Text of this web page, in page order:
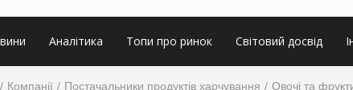
Аналітика Топи про ринок Світовий досвід
Компанії Постачальники продуктів харчування Овочі та